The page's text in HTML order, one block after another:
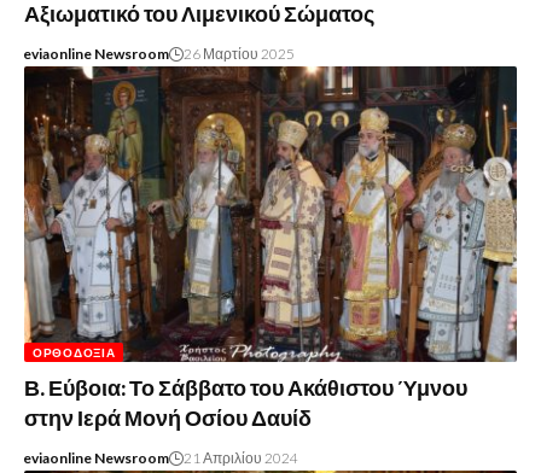
Αξιωματικό του Λιμενικού Σώματος
eviaonline Newsroom 26 Μαρτίου 2025
ΟΡΘΟΔΟΞΊΑ
Β. Εύβοια: Το Σάββατο του Ακάθιστου Ύμνου
στην Ιερά Μονή Οσίου Δαυίδ
eviaonline Newsroom 21 Απριλίου 2024